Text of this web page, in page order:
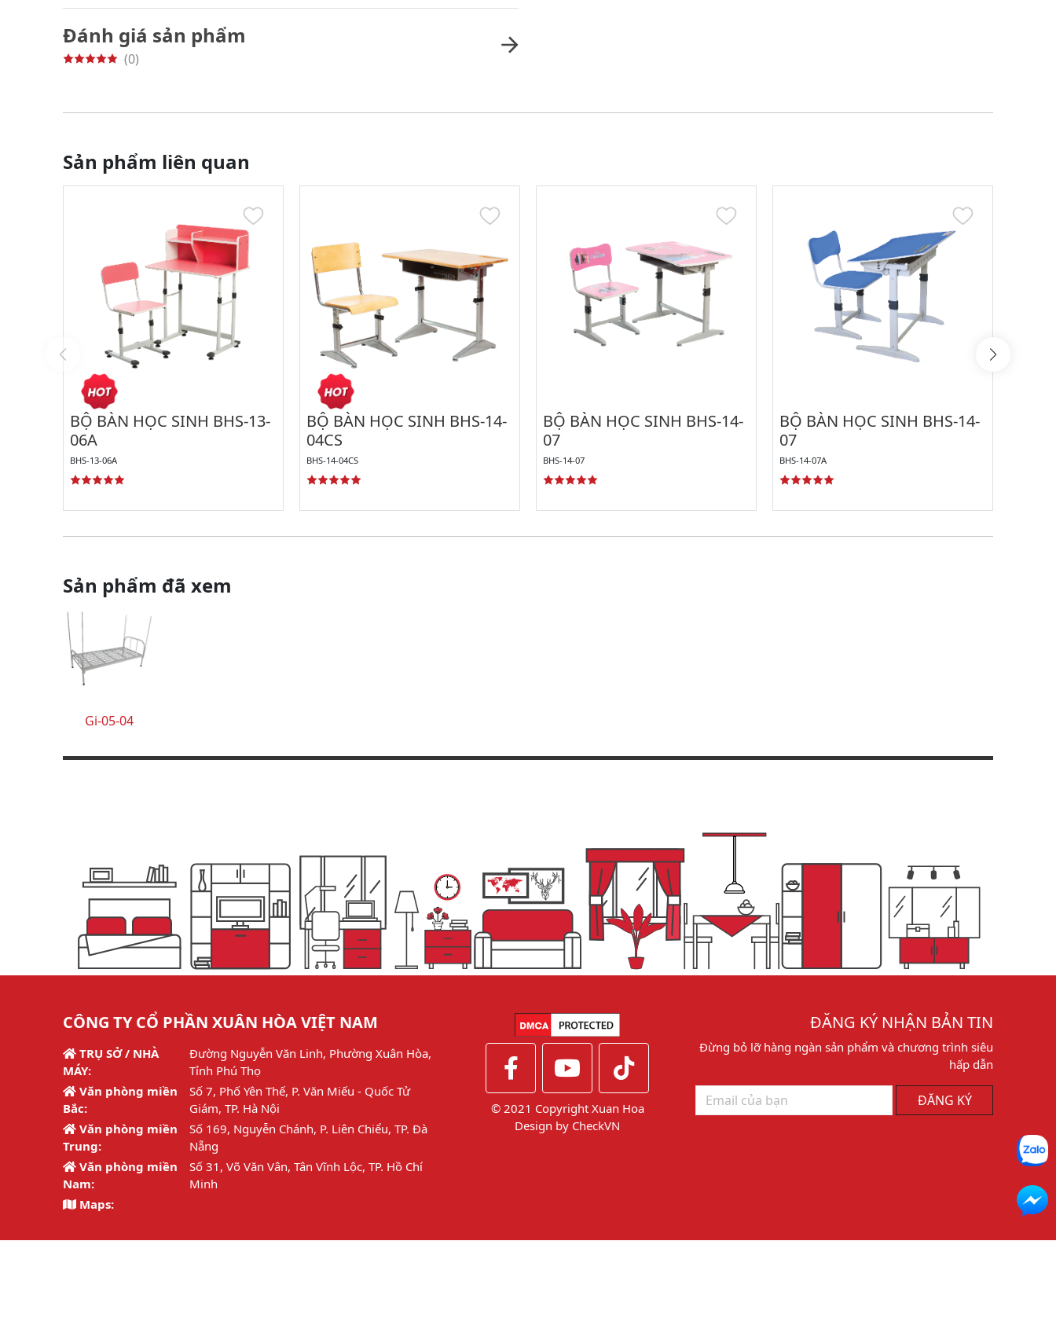
Đánh giá sản phẩm
(0)
Sản phẩm liên quan
BỘ BÀN HỌC SINH BHS-13-
06A
BHS-13-06A
BỘ BÀN HỌC SINH BHS-14-
04CS
BHS-14-04CS
BỘ BÀN HỌC SINH BHS-14-
07
BHS-14-07
BỘ BÀN HỌC SINH BHS-14-
07
BHS-14-07A
Sản phẩm đã xem
Gi-05-04
CÔNG TY CỔ PHẦN XUÂN HÒA VIỆT NAM
TRỤ SỞ / NHÀ
MÁY:
Đường Nguyễn Văn Linh, Phường Xuân Hòa,
Tỉnh Phú Thọ
Văn phòng miền
Bắc:
Số 7, Phố Yên Thế, P. Văn Miếu - Quốc Tử
Giám, TP. Hà Nội
Văn phòng miền
Trung:
Số 169, Nguyễn Chánh, P. Liên Chiểu, TP. Đà
Nẵng
Văn phòng miền
Nam:
Số 31, Võ Văn Vân, Tân Vĩnh Lộc, TP. Hồ Chí
Minh
Maps:
© 2021 Copyright Xuan Hoa
Design by CheckVN
ĐĂNG KÝ NHẬN BẢN TIN
Đừng bỏ lỡ hàng ngàn sản phẩm và chương trình siêu
hấp dẫn
ĐĂNG KÝ